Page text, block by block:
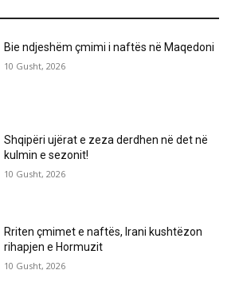
Bie ndjeshëm çmimi i naftës në Maqedoni
10 Gusht, 2026
Shqipëri ujërat e zeza derdhen në det në
kulmin e sezonit!
10 Gusht, 2026
Rriten çmimet e naftës, Irani kushtëzon
rihapjen e Hormuzit
10 Gusht, 2026